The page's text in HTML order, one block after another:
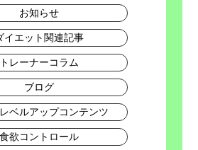
お知らせ
イエット関連記事
トレーナーコラム
ブログ
ベルアップコンテンツ
食欲コントロール